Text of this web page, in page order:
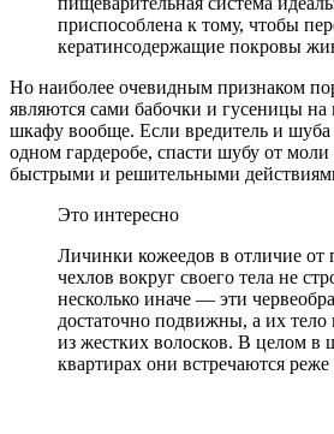
приспособлена к тому, чтобы
кератинсодержащие покровы
Но наиболее очевидным признаком
являются сами бабочки и гусеницы на
шкафу вообще. Если вредитель и шуба
одном гардеробе, спасти шубу от
быстрыми и решительными
Это интересно
Личинки кожеедов в отличие от
чехлов вокруг своего тела не
несколько иначе — эти
достаточно подвижны, а их
из жестких волосков. В целом в
квартирах они встречаются